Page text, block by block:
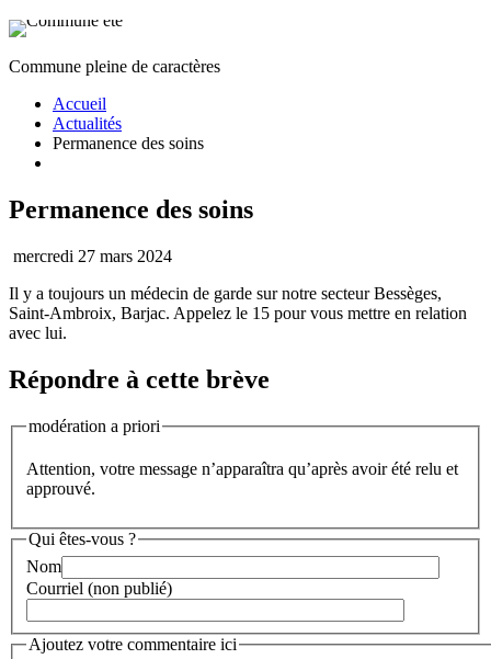
Commune pleine de caractères
Accueil
Actualités
Permanence des soins
Permanence des soins
mercredi 27 mars 2024
Il y a toujours un médecin de garde sur notre secteur Bessèges,
Saint-Ambroix, Barjac. Appelez le 15 pour vous mettre en relation
avec lui.
Répondre à cette brève
modération a priori
Attention, votre message n’apparaîtra qu’après avoir été relu et
approuvé.
Qui êtes-vous ?
Nom
Courriel (non publié)
Ajoutez votre commentaire ici